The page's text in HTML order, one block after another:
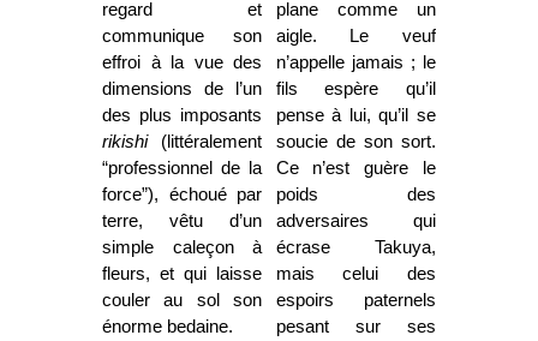
regard et
communique son
effroi à la vue des
dimensions de l’un
des plus imposants
rikishi (littéralement
“professionnel de la
force”), échoué par
terre, vêtu d’un
simple caleçon à
fleurs, et qui laisse
couler au sol son
énorme bedaine.
plane comme un
aigle. Le veuf
n’appelle jamais ; le
fils espère qu’il
pense à lui, qu’il se
soucie de son sort.
Ce n’est guère le
poids des
adversaires qui
écrase Takuya,
mais celui des
espoirs paternels
pesant sur ses